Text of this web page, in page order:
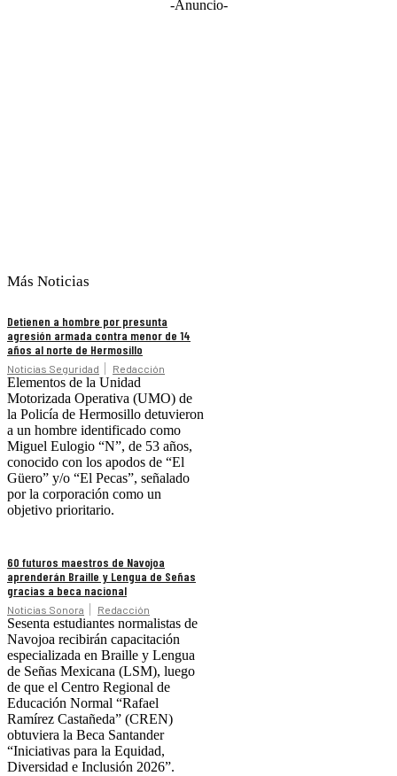
-Anuncio-
Más Noticias
Detienen a hombre por presunta
agresión armada contra menor de 14
años al norte de Hermosillo
Noticias Seguridad Redacción
Elementos de la Unidad
Motorizada Operativa (UMO) de
la Policía de Hermosillo detuvieron
a un hombre identificado como
Miguel Eulogio “N”, de 53 años,
conocido con los apodos de “El
Güero” y/o “El Pecas”, señalado
por la corporación como un
objetivo prioritario.
60 futuros maestros de Navojoa
aprenderán Braille y Lengua de Señas
gracias a beca nacional
Noticias Sonora Redacción
Sesenta estudiantes normalistas de
Navojoa recibirán capacitación
especializada en Braille y Lengua
de Señas Mexicana (LSM), luego
de que el Centro Regional de
Educación Normal “Rafael
Ramírez Castañeda” (CREN)
obtuviera la Beca Santander
“Iniciativas para la Equidad,
Diversidad e Inclusión 2026”.